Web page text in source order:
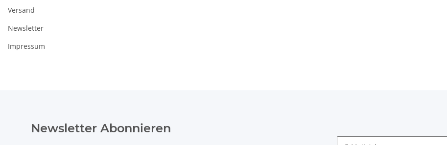
Versand
Newsletter
Impressum
Newsletter Abonnieren